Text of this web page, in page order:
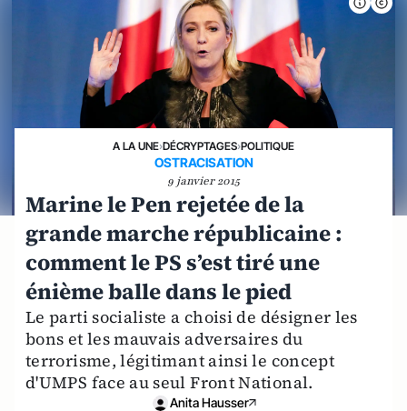
A LA UNE›DÉCRYPTAGES›POLITIQUE
OSTRACISATION
9 janvier 2015
Marine le Pen rejetée de la
grande marche républicaine :
comment le PS s’est tiré une
énième balle dans le pied
Le parti socialiste a choisi de désigner les
bons et les mauvais adversaires du
terrorisme, légitimant ainsi le concept
d'UMPS face au seul Front National.
Anita Hausser